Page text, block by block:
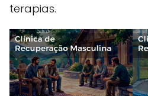
terapias.